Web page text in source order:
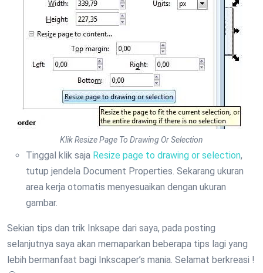
Klik Resize Page To Drawing Or Selection
Tinggal klik saja Resize page to drawing or selection,
tutup jendela Document Properties. Sekarang ukuran
area kerja otomatis menyesuaikan dengan ukuran
gambar.
Sekian tips dan trik Inksape dari saya, pada posting
selanjutnya saya akan memaparkan beberapa tips lagi yang
lebih bermanfaat bagi Inkscaper’s mania. Selamat berkreasi !